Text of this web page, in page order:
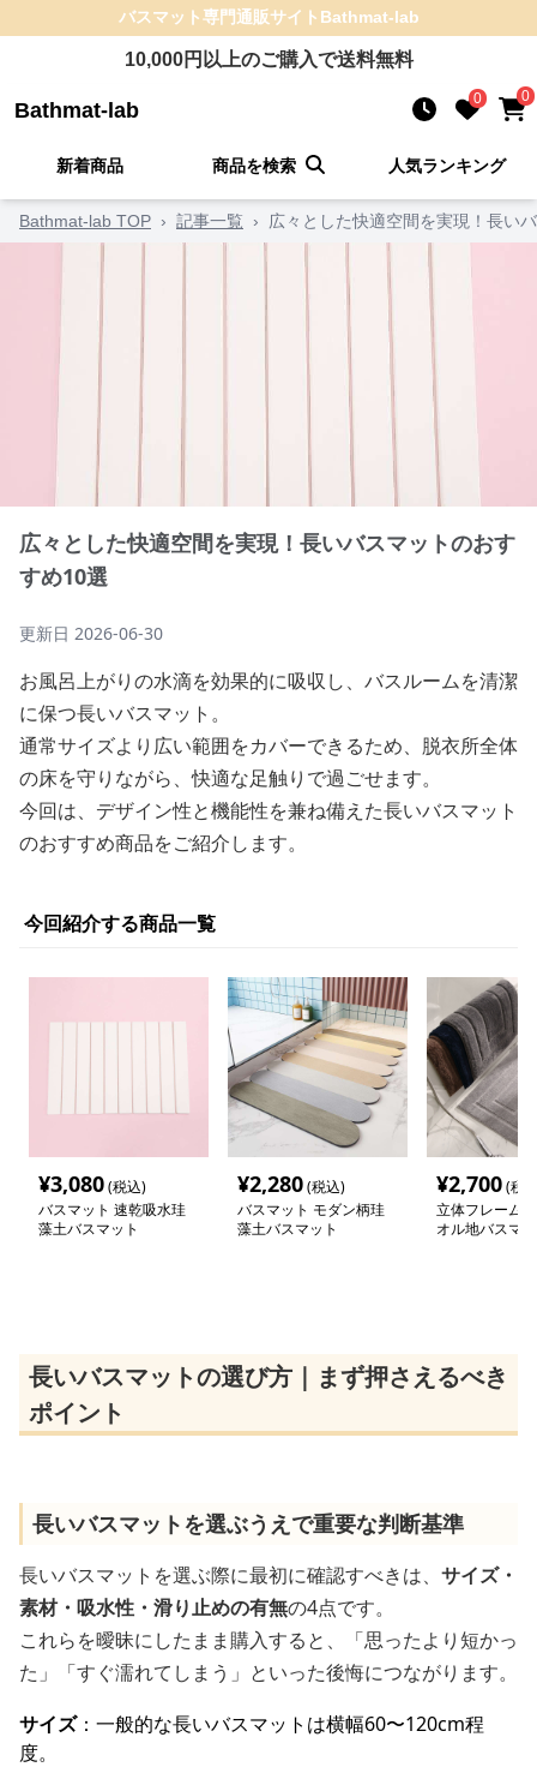
バスマット専門通販サイト Bathmat-lab
10,000円以上のご購入で送料無料
Bathmat-lab 0 0
新着商品 商品を検索 人気ランキング
Bathmat-lab TOP › 記事一覧 › 広々とした快適空間を実現！長い
広々とした快適空間を実現！長いバスマットのおす
すめ10選
更新日 2026-06-30
お風呂上がりの水滴を効果的に吸収し、バスルームを清潔
に保つ長いバスマット。
通常サイズより広い範囲をカバーできるため、脱衣所全体
の床を守りながら、快適な足触りで過ごせます。
今回は、デザイン性と機能性を兼ね備えた長いバスマット
のおすすめ商品をご紹介します。
今回紹介する商品一覧
¥3,080(税込)
バスマット 速乾吸水珪
藻土バスマット
¥2,280(税込)
バスマット モダン柄珪
藻土バスマット
¥2,700(税
立体フレーム
オル地バスマ
長いバスマットの選び方｜まず押さえるべき
ポイント
長いバスマットを選ぶうえで重要な判断基準
長いバスマットを選ぶ際に最初に確認すべきは、 サイズ・
素材・吸水性・滑り止めの有無の4点です。
これらを曖昧にしたまま購入すると、「思ったより短かっ
た」「すぐ濡れてしまう」といった後悔につながります。
サイズ：一般的な長いバスマットは横幅60〜120cm程
度。